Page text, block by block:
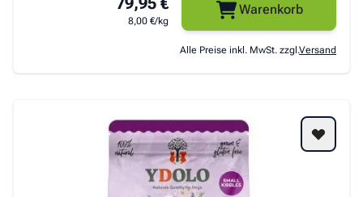
8,00 €/kg
Warenkorb
Alle Preise inkl. MwSt. zzgl.Versand